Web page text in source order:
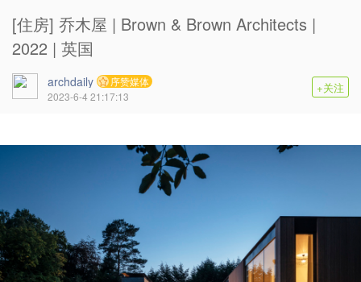
[住房] 乔木屋 | Brown & Brown Architects |
2022 | 英国
archdaily
序赞媒体
2023-6-4 21:17:13
+关注